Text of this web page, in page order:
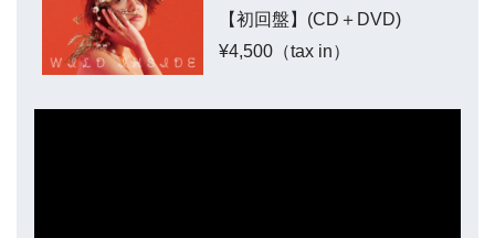
【初回盤】(CD＋DVD)
¥4,500（tax in）